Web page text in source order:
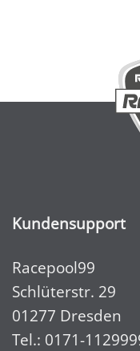
Kundensupport
Racepool99
Schlüterstr. 29
01277 Dresden
Tel.: 0171-